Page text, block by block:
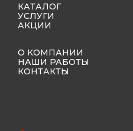
КАТАЛОГ
УСЛУГИ
АКЦИИ
О КОМПАНИИ
НАШИ РАБОТЫ
КОНТАКТЫ